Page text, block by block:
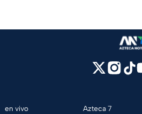
en vivo
Azteca 7